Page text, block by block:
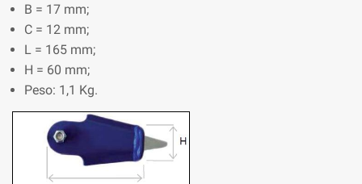
B = 17 mm;
C = 12 mm;
L = 165 mm;
H = 60 mm;
Peso: 1,1 Kg.